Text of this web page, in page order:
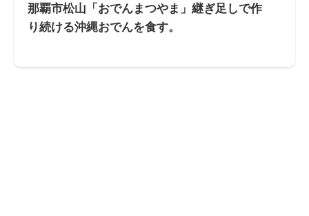
那覇市松山「おでんまつやま」継ぎ足しで作
り続ける沖縄おでんを食す。